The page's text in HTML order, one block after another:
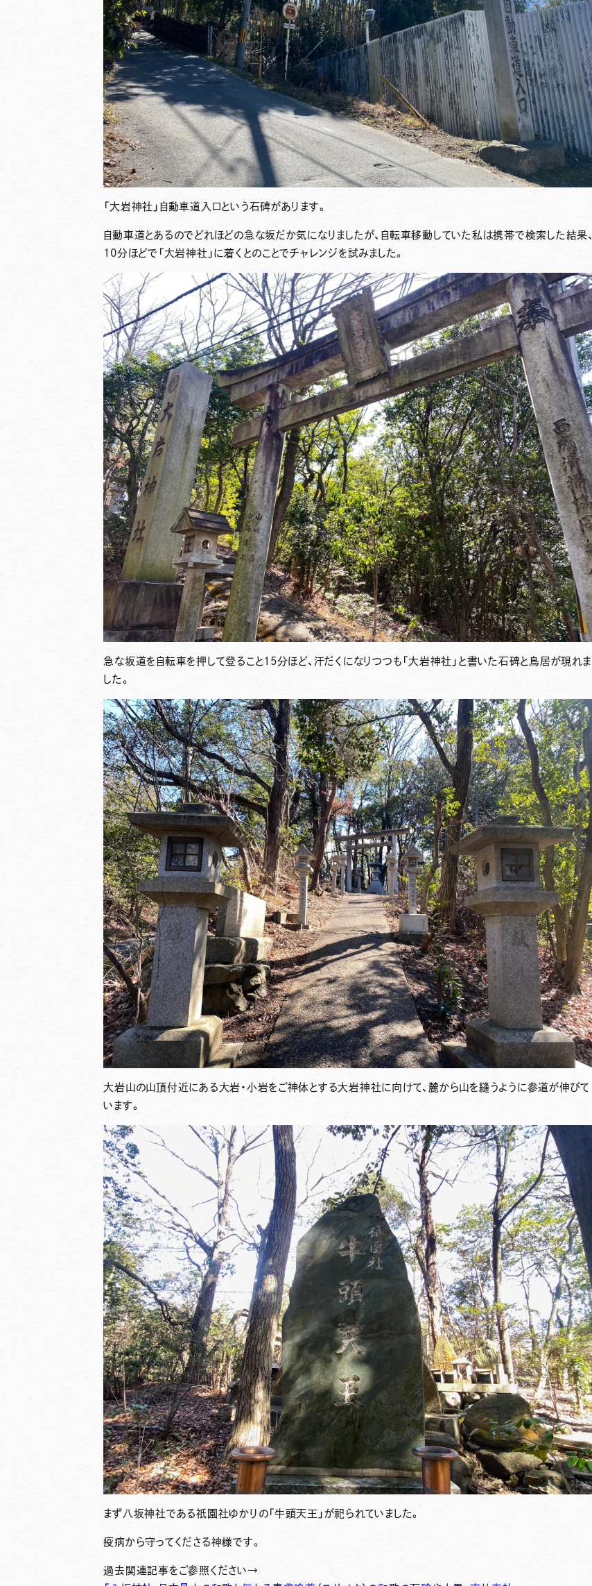
「大岩神社」自動車道入口という石碑があります。
自動車道とあるのでどれほどの急な坂だか気になりましたが、自転車移動していた私は携帯で検索した結果、
10分ほどで「大岩神社」に着くとのことでチャレンジを試みました。
急な坂道を自転車を押して登ること15分ほど、汗だくになりつつも「大岩神社」と書いた石碑と鳥居が現れま
した。
大岩山の山頂付近にある大岩・小岩をご神体とする大岩神社に向けて、麓から山を縫うように参道が伸びて
います。
まず八坂神社である祇園社ゆかりの「牛頭天王」が祀られていました。
疫病から守ってくださる神様です。
過去関連記事をご参照ください→